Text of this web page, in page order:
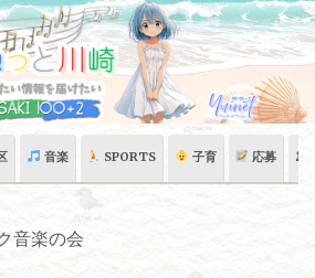
音楽 SPORTS 子育 応募 🏛
音楽の会